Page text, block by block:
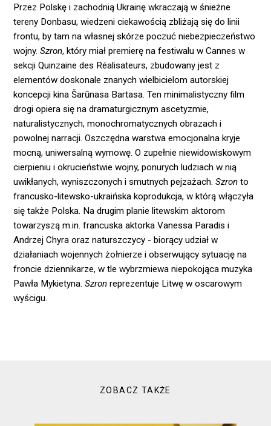
Przez Polskę i zachodnią Ukrainę wkraczają w śnieżne
tereny Donbasu, wiedzeni ciekawością zbliżają się do linii
frontu, by tam na własnej skórze poczuć niebezpieczeństwo
wojny.Szron, który miał premierę na festiwalu w Cannes w
sekcji Quinzaine des Réalisateurs, zbudowany jest z
elementów doskonale znanych wielbicielom autorskiej
koncepcji kina Šarūnasa Bartasa. Ten minimalistyczny film
drogi opiera się na dramaturgicznym ascetyzmie,
naturalistycznych, monochromatycznych obrazach i
powolnej narracji. Oszczędna warstwa emocjonalna kryje
mocną, uniwersalną wymowę. O zupełnie niewidowiskowym
cierpieniu i okrucieństwie wojny, ponurych ludziach w nią
uwikłanych, wyniszczonych i smutnych pejzażach.Szron to
francusko-litewsko-ukraińska koprodukcja, w którą włączyła
się także Polska. Na drugim planie litewskim aktorom
towarzyszą m.in. francuska aktorka Vanessa Paradis i
Andrzej Chyra oraz naturszczycy - biorący udział w
działaniach wojennych żołnierze i obserwujący sytuację na
froncie dziennikarze, w tle wybrzmiewa niepokojąca muzyka
Pawła Mykietyna.Szron reprezentuje Litwę w oscarowym
wyścigu.
ZOBACZ TAKŻE